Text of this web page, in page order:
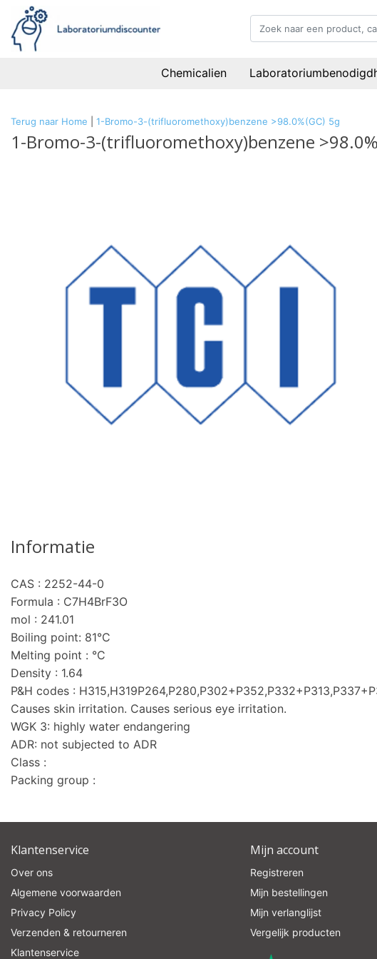
Chemicalien
Terug naar Home 1-Bromo-3-(trifluoromethoxy)benzene >98.0%(GC) 5g
1-Bromo-3-(trifluoromethoxy)benzene
Informatie
CAS : 2252-44-0
Formula : C7H4BrF3O
mol : 241.01
Boiling point: 81°C
Melting point : °C
Density : 1.64
P&H codes :
Causes skin irritation. Causes serious eye irritation.
WGK 3: highly water endangering
ADR: not subjected to ADR
Class :
Packing group :
Klantenservice
Over ons
Algemene voorwaarden
Privacy Policy
Verzenden & retourneren
Klantenservice
Mijn account
Registreren
Mijn bestellingen
Mijn verlanglijst
Vergelijk producten